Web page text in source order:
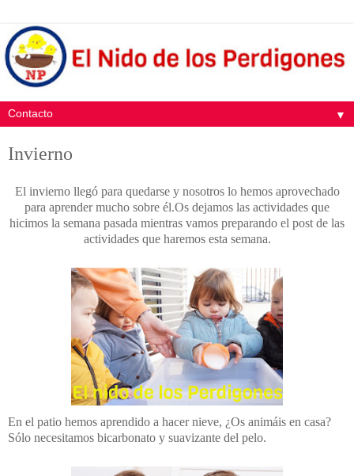
▼
Invierno
El invierno llegó para quedarse y nosotros lo hemos aprovechado
para aprender mucho sobre él.Os dejamos las actividades que
hicimos la semana pasada mientras vamos preparando el post de las
actividades que haremos esta semana.
En el patio hemos aprendido a hacer nieve, ¿Os animáis en casa?
Sólo necesitamos bicarbonato y suavizante del pelo.